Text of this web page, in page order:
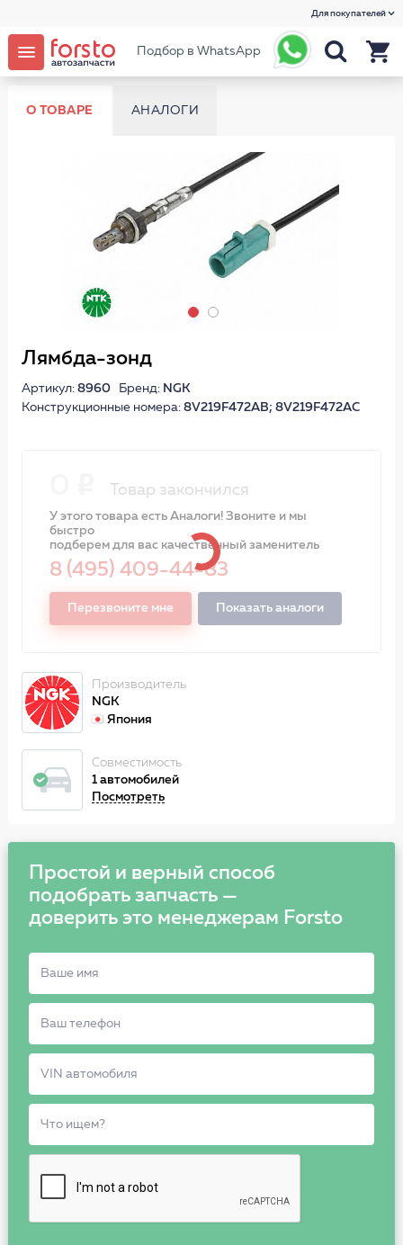
Для покупателей
Подбор в WhatsApp
О ТОВАРЕ АНАЛОГИ
Лямбда-зонд
Артикул: 8960Бренд: NGK
Конструкционные номера: 8V219F472AB; 8V219F472AC
Товар закончился
У этого товара есть Аналоги! Звоните и мы
быстро
подберем для вас качественный заменитель
8 (495) 409-44-83
Перезвоните мне Показать аналоги
Производитель
NGK
Япония
Совместимость
1 автомобилей
Посмотреть
Простой и верный способ
подобрать запчасть —
доверить это менеджерам Forsto